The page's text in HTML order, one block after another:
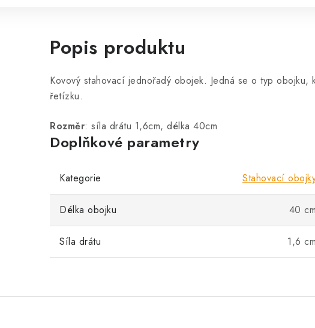
Popis produktu
Kovový stahovací jednořadý obojek. Jedná se o typ
řetízku.
Rozměr: síla drátu 1,6cm, délka 40cm
Doplňkové parametry
Kategorie Stahovací
Délka obojku 40 cm
Síla drátu 1,6 cm